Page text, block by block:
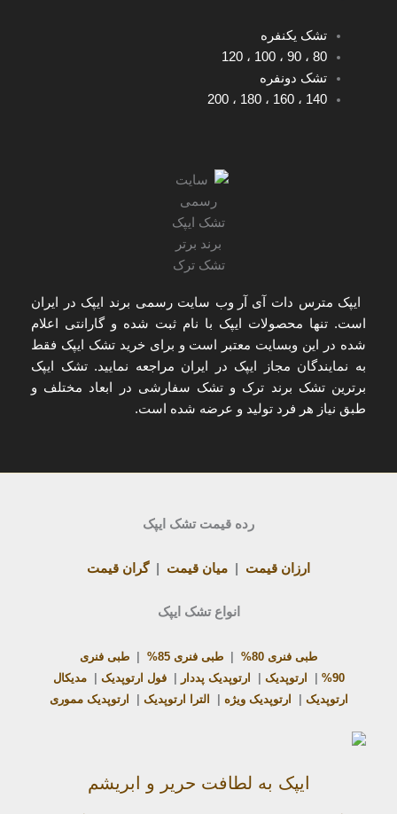
تشک یکنفره
80، 90، 100 ، 120
تشک دونفره
140 ، 160 ، 180 ، 200
ایپک مترس دات آی آر وب سایت رسمی برند ایپک در ایران
است. تنها محصولات ایپک با نام ثبت شده و گارانتی اعلام
شده در این وبسایت معتبر است و برایخرید تشک ایپک فقط
به نمایندگان مجاز ایپک در ایران مراجعه نمایید. تشک ایپک
برترین تشک برند ترک و تشک سفارشی در ابعاد مختلف و
طبق نیاز هر فرد تولید و عرضه شده است.
رده قیمت تشک ایپک
ارزان قیمت میان قیمت |گران قیمت
انواع تشک ایپک
طبی فنری 80% طبی فنری 85%
طبی فنری
90%
ارتوپدیک ارتوپدیک پددار |فول ارتوپدیک |مدیکال
ارتوپدیک
ارتوپدیک ویژه الترا ارتوپدیک ارتوپدیک مموری
ایپک به لطافت حریر و ابریشم